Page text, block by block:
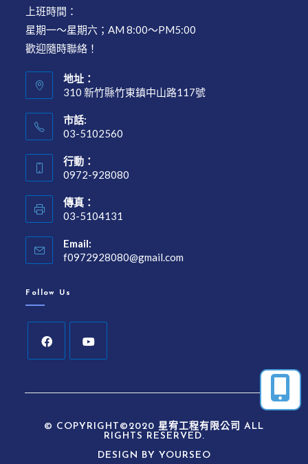
上班時間：
星期一～星期六；AM 8:00～PM5:00
歡迎隨時聯絡！
地址：
310 新竹縣竹東鎮中山路117號
市話:
03-5102560
行動：
0972-928080
傳真：
03-5104131
Email:
f0972928080@gmail.com
Follow Us
© COPYRIGHT©2020 星宥工程有限公司 ALL
RIGHTS RESERVED.
DESIGN BY YOURSEO